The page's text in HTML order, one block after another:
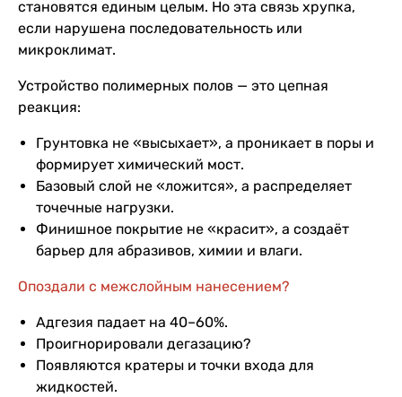
становятся единым целым. Но эта связь хрупка,
если нарушена последовательность или
микроклимат.
Устройство полимерных полов — это цепная
реакция:
Грунтовка не «высыхает», а проникает в поры и
формирует химический мост.
Базовый слой не «ложится», а распределяет
точечные нагрузки.
Финишное покрытие не «красит», а создаёт
барьер для абразивов, химии и влаги.
Опоздали с межслойным нанесением?
Адгезия падает на 40–60%.
Проигнорировали дегазацию?
Появляются кратеры и точки входа для
жидкостей.